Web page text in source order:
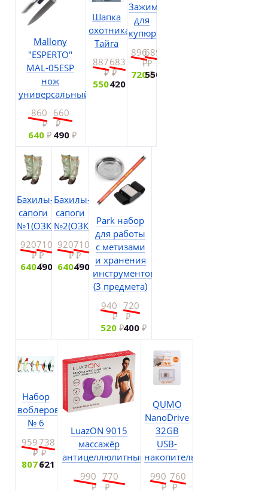
Mallony
"ESPERTO"
MAL-05ESP
нож
универсальный
860
640
660
490
Шапка
охотника
Тайга
887
550
683
420
Зажим
для
купюр
896
720
689
550
Бахилы-
сапоги
№1(ОЗК)
920
640
710
490
Бахилы-
сапоги
№2(ОЗК)
920
640
710
490
Park набор
для работы
с метизами
и хранения
инструментов
(3 предмета)
940
520
720
400
Набор
воблеров
№ 6
959
807
738
621
LuazON 9015
массажёр
антицеллюлитный
990 770
QUMO
NanoDrive
32GB
USB-
накопитель
990 760